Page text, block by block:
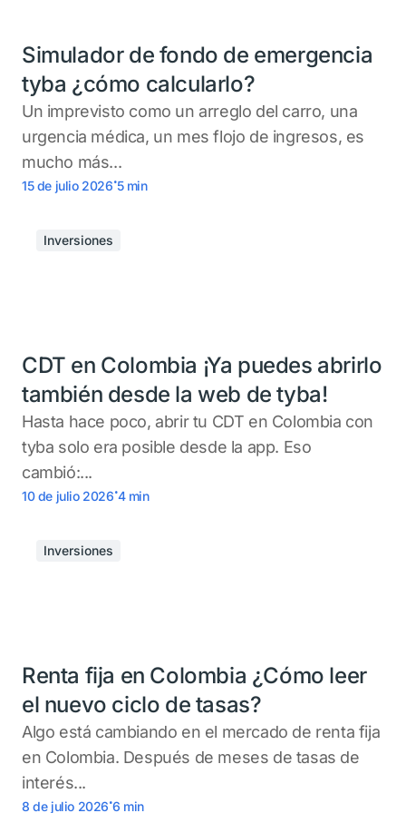
Simulador de fondo de emergencia
tyba ¿cómo calcularlo?
Un imprevisto como un arreglo del carro, una
urgencia médica, un mes flojo de ingresos, es
mucho más...
15 de julio 2026.5 min
Inversiones
CDT en Colombia ¡Ya puedes abrirlo
también desde la web de tyba!
Hasta hace poco, abrir tu CDT en Colombia con
tyba solo era posible desde la app. Eso
cambió:...
10 de julio 2026.4 min
Inversiones
Renta fija en Colombia ¿Cómo leer
el nuevo ciclo de tasas?
Algo está cambiando en el mercado de renta fija
en Colombia. Después de meses de tasas de
interés...
8 de julio 2026.6 min